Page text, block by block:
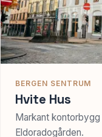
BERGEN SENTRUM
Hvite Hus
Markant
Eldoradogården.